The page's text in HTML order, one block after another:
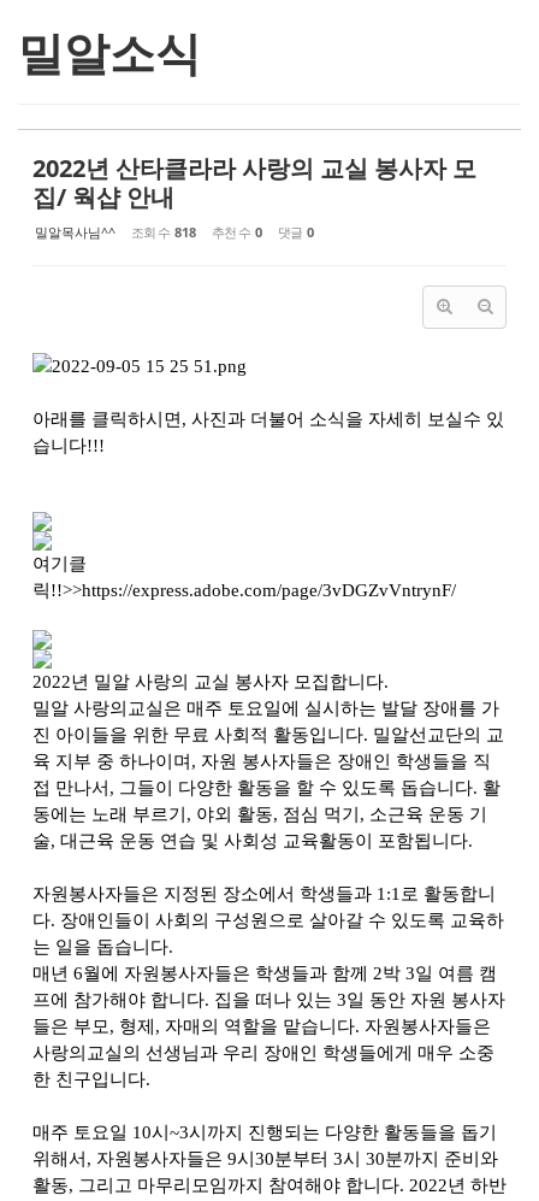
밀알소식
2022년 산타클라라 사랑의 교실 봉사자 모
집/ 웍샵 안내
밀알목사님^^ 조회 수 818 추천 수 0 댓글 0
아래를 클릭하시면, 사진과 더불어 소식을 자세히 보실수 있
습니다!!!
여기클
릭!!>>https://express.adobe.com/page/3vDGZvVntrynF/
2022년 밀알 사랑의 교실 봉사자 모집합니다.
밀알 사랑의교실은 매주 토요일에 실시하는 발달 장애를 가
진 아이들을 위한 무료 사회적 활동입니다. 밀알선교단의 교
육 지부 중 하나이며 , 자원 봉사자들은 장애인 학생들을 직
접 만나서 , 그들이 다양한 활동을 할 수 있도록 돕습니다. 활
동에는 노래 부르기 , 야외 활동, 점심 먹기 , 소근육 운동 기
술, 대근육 운동 연습 및 사회성 교육활동이 포함됩니다.
자원봉사자들은 지정된 장소에서 학생들과 1:1 로 활동합니
다. 장애인들이 사회의 구성원으로 살아갈 수 있도록 교육하
는 일을 돕습니다.
매년 6월에 자원봉사자들은 학생들과 함께 2박 3일 여름 캠
프에 참가해야 합니다. 집을 떠나 있는 3일 동안 자원 봉사자
들은 부모, 형제 , 자매의 역할을 맡습니다. 자원봉사자들은
사랑의교실의 선생님과 우리 장애인 학생들에게 매우 소중
한 친구입니다.
매주 토요일 10시 ~3시까지 진행되는 다양한 활동들을 돕기
위해서 , 자원봉사자들은 9시 30분부터 3시 30분까지 준비와
활동, 그리고 마무리모임까지 참여해야 합니다. 2022년 하반